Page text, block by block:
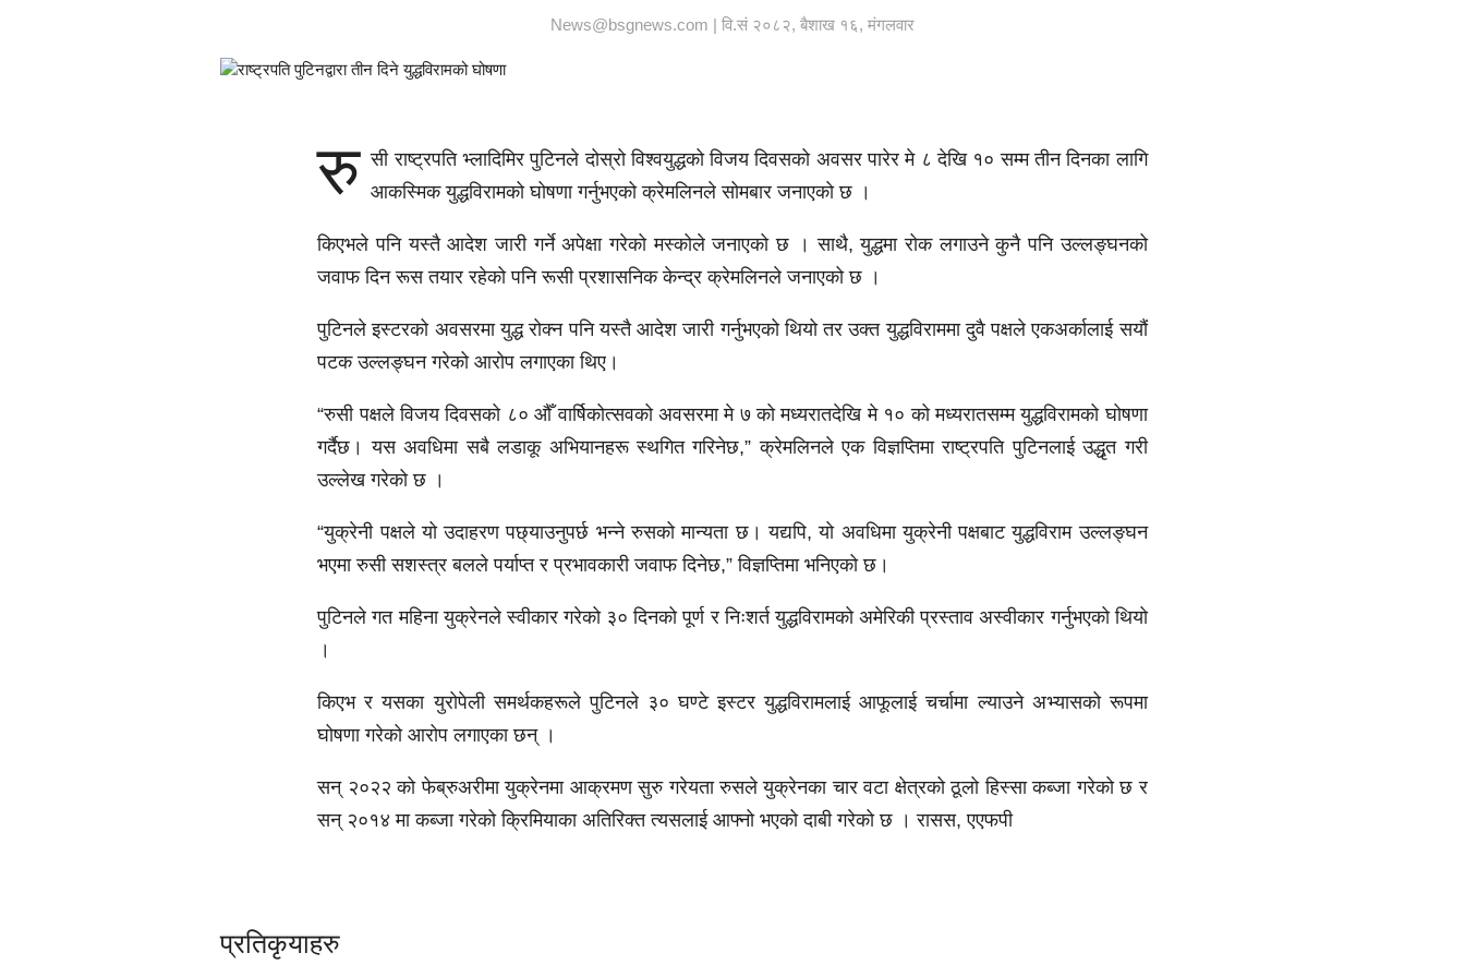
News@bsgnews.com | वि.सं २०८२, बैशाख १६, मंगलवार
रु सी राष्ट्रपति भ्लादिमिर पुटिनले दोस्रो विश्वयुद्धको विजय दिवसको अवसर पारेर मे ८ देखि १० सम्म तीन दिनका लागि
आकस्मिक युद्धविरामको घोषणा गर्नुभएको क्रेमलिनले सोमबार जनाएको छ ।
किएभले पनि यस्तै आदेश जारी गर्ने अपेक्षा गरेको मस्कोले जनाएको छ । साथै, युद्धमा रोक लगाउने कुनै पनि उल्लङ्घनको
जवाफ दिन रूस तयार रहेको पनि रूसी प्रशासनिक केन्द्र क्रेमलिनले जनाएको छ ।
पुटिनले इस्टरको अवसरमा युद्ध रोक्न पनि यस्तै आदेश जारी गर्नुभएको थियो तर उक्त युद्धविराममा दुवै पक्षले एकअर्कालाई सयौं
पटक उल्लङ्घन गरेको आरोप लगाएका थिए।
“रुसी पक्षले विजय दिवसको ८० औँ वार्षिकोत्सवको अवसरमा मे ७ को मध्यरातदेखि मे १० को मध्यरातसम्म युद्धविरामको घोषणा
गर्दैछ। यस अवधिमा सबै लडाकू अभियानहरू स्थगित गरिनेछ,” क्रेमलिनले एक विज्ञप्तिमा राष्ट्रपति पुटिनलाई उद्धृत गरी
उल्लेख गरेको छ ।
“युक्रेनी पक्षले यो उदाहरण पछ्याउनुपर्छ भन्ने रुसको मान्यता छ। यद्यपि, यो अवधिमा युक्रेनी पक्षबाट युद्धविराम उल्लङ्घन
भएमा रुसी सशस्त्र बलले पर्याप्त र प्रभावकारी जवाफ दिनेछ,” विज्ञप्तिमा भनिएको छ।
पुटिनले गत महिना युक्रेनले स्वीकार गरेको ३० दिनको पूर्ण र निःशर्त युद्धविरामको अमेरिकी प्रस्ताव अस्वीकार गर्नुभएको थियो
।
किएभ र यसका युरोपेली समर्थकहरूले पुटिनले ३० घण्टे इस्टर युद्धविरामलाई आफूलाई चर्चामा ल्याउने अभ्यासको रूपमा
घोषणा गरेको आरोप लगाएका छन् ।
सन् २०२२ को फेब्रुअरीमा युक्रेनमा आक्रमण सुरु गरेयता रुसले युक्रेनका चार वटा क्षेत्रको ठूलो हिस्सा कब्जा गरेको छ र
सन् २०१४ मा कब्जा गरेको क्रिमियाका अतिरिक्त त्यसलाई आफ्नो भएको दाबी गरेको छ । रासस, एएफपी
प्रतिकृयाहरु